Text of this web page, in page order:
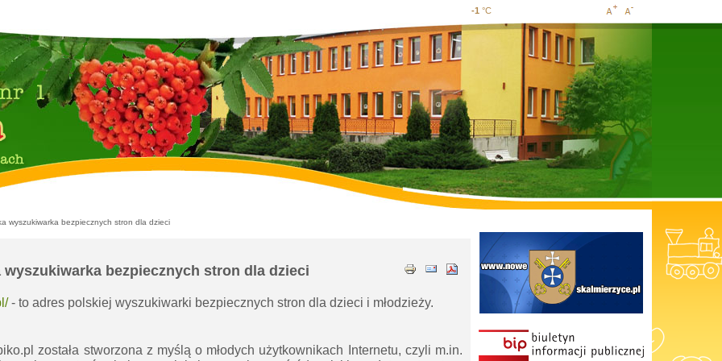
-1 °C IncreaseDecrease
wyszukiwarka bezpiecznych stron dla dzieci
bezpiecznych stron dla dzieci
- to adres polskiej wyszukiwarki bezpiecznych stron dla dzieci i młodzieży.
została stworzona z myślą o młodych użytkownikach Internetu, czyli m.in.